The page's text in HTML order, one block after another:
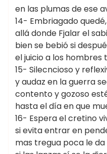
en las plumas de ese
14- Embriagado
allá donde Fjalar el
bien se bebió si
el juicio a los hombres
15- Silecncioso y
y audaz en la guerra
contento y gozoso
hasta el día en que
16- Espera el cretino
si evita entrar en
mas tregua poca le da